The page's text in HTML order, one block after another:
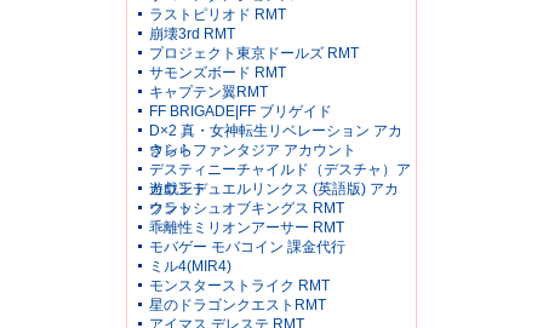
ラストピリオド RMT
崩壊3rd RMT
プロジェクト東京ドールズ RMT
サモンズボード RMT
キャプテン翼RMT
FF BRIGADE|FF ブリゲイド
D×2 真・女神転生リベレーション アカ
ウント
きららファンタジア アカウント
デスティニーチャイルド（デスチャ）ア
カウント
遊戯王デュエルリンクス (英語版) アカ
ウント
クラッシュオブキングス RMT
乖離性ミリオンアーサー RMT
モバゲー モバコイン 課金代行
ミル4(MIR4)
モンスターストライク RMT
星のドラゴンクエストRMT
アイマス デレステ RMT